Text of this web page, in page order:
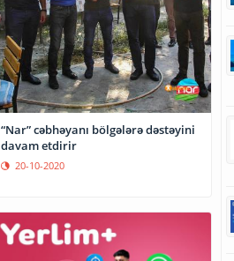
“Nar” cəbhəyanı bölgələrə dəstəyini
davam etdirir
20-10-2020